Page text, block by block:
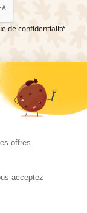
de confidentialité
?
légales